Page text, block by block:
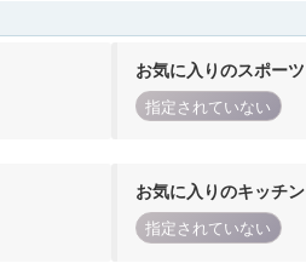
お気に入りのスポーツ
指定されていない
お気に入りのキッチン
指定されていない